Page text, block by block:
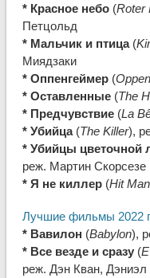
* Красное небо(Roter
Петцольд
* Мальчик и птица(
Миядзаки
* Оппенгеймер(
* Оставленные(The
* Предчувствие(La
* Убийца(The Killer),
* Убийцы цветочной
реж. Мартин Скорсезе
* Я не киллер(Hit Man
Лучшие фильмы 2022
* Вавилон (Babylon),
* Все везде и сразу (
реж. Дэн Кван,